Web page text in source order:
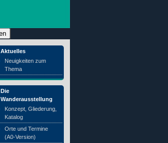
Aktuelles
Neuigkeiten zum
Thema
Die
Wanderausstellung
Konzept, Gliederung,
Katalog
Orte und Termine
(A0-Version)